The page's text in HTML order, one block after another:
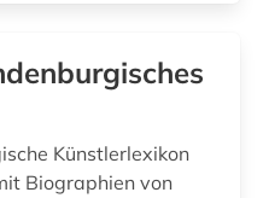
Künstlerlexikon
Biographien von